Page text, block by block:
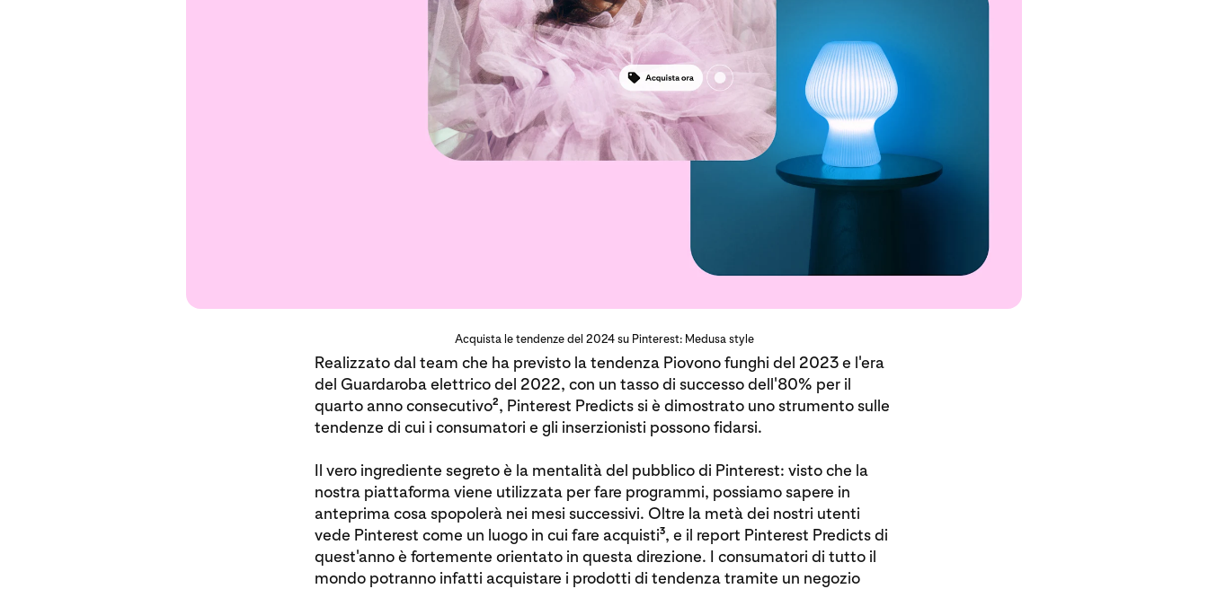
Acquista le tendenze del 2024 su Pinterest: Medusa style
Realizzato dal team che ha previsto la tendenza Piovono funghi del 2023 e l'era
del Guardaroba elettrico del 2022, con un tasso di successo dell'80% per il
quarto anno consecutivo2, Pinterest Predicts si è dimostrato uno strumento sulle
tendenze di cui i consumatori e gli inserzionisti possono fidarsi.
Il vero ingrediente segreto è la mentalità del pubblico di Pinterest: visto che la
nostra piattaforma viene utilizzata per fare programmi, possiamo sapere in
anteprima cosa spopolerà nei mesi successivi. Oltre la metà dei nostri utenti
vede Pinterest come un luogo in cui fare acquisti3, e il report Pinterest Predicts di
quest'anno è fortemente orientato in questa direzione. I consumatori di tutto il
mondo potranno infatti acquistare i prodotti di tendenza tramite un negozio